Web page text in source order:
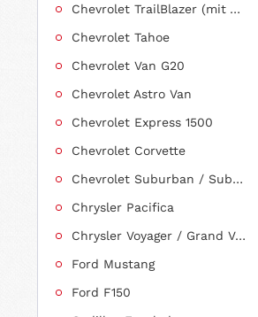
Chevrolet TrailBlazer (mit Allradantrieb)
Chevrolet Tahoe
Chevrolet Van G20
Chevrolet Astro Van
Chevrolet Express 1500
Chevrolet Corvette
Chevrolet Suburban / Suburban 1500
Chrysler Pacifica
Chrysler Voyager / Grand Voyager
Ford Mustang
Ford F150